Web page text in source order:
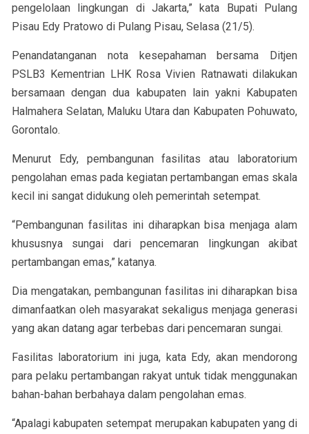
pengelolaan lingkungan di Jakarta,” kata Bupati Pulang
Pisau Edy Pratowo di Pulang Pisau, Selasa (21/5).
Penandatanganan nota kesepahaman bersama Ditjen
PSLB3 Kementrian LHK Rosa Vivien Ratnawati dilakukan
bersamaan dengan dua kabupaten lain yakni Kabupaten
Halmahera Selatan, Maluku Utara dan Kabupaten Pohuwato,
Gorontalo.
Menurut Edy, pembangunan fasilitas atau laboratorium
pengolahan emas pada kegiatan pertambangan emas skala
kecil ini sangat didukung oleh pemerintah setempat.
“Pembangunan fasilitas ini diharapkan bisa menjaga alam
khususnya sungai dari pencemaran lingkungan akibat
pertambangan emas,” katanya.
Dia mengatakan, pembangunan fasilitas ini diharapkan bisa
dimanfaatkan oleh masyarakat sekaligus menjaga generasi
yang akan datang agar terbebas dari pencemaran sungai.
Fasilitas laboratorium ini juga, kata Edy, akan mendorong
para pelaku pertambangan rakyat untuk tidak menggunakan
bahan-bahan berbahaya dalam pengolahan emas.
“Apalagi kabupaten setempat merupakan kabupaten yang di